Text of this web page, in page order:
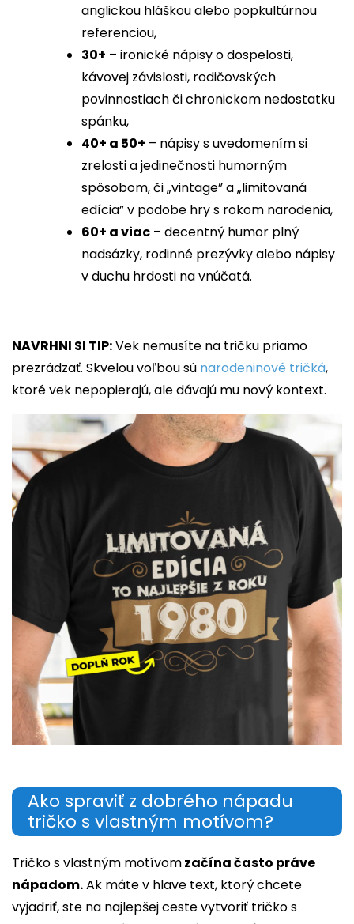
anglickou hláškou alebo popkultúrnou
referenciou,
30+ – ironické nápisy o dospelosti,
kávovej závislosti, rodičovských
povinnostiach či chronickom nedostatku
spánku,
40+ a 50+ – nápisy s uvedomením si
zrelosti a jedinečnosti humorným
spôsobom, či „vintage” a „limitovaná
edícia” v podobe hry s rokom narodenia,
60+ a viac – decentný humor plný
nadsázky, rodinné prezývky alebo nápisy
v duchu hrdosti na vnúčatá.
NAVRHNI SI TIP:Vek nemusíte na tričku priamo
prezrádzať. Skvelou voľbou sú narodeninové tričká,
ktoré vek nepopierajú, ale dávajú mu nový kontext.
Ako spraviť z dobrého nápadu
tričko s vlastným motívom?
Tričko s vlastným motívomzačína často práve
nápadom.Ak máte v hlave text, ktorý chcete
vyjadriť, ste na najlepšej ceste vytvoriť tričko s